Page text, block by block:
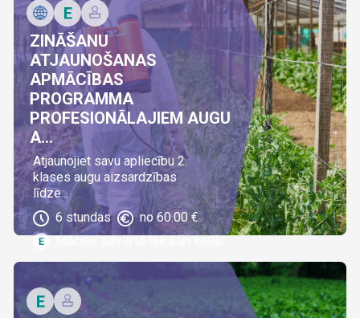
ZINĀŠANU
ATJAUNOŠANAS
APMĀCĪBAS
PROGRAMMA
PROFESIONĀLAJIEM AUGU
A...
Atjaunojiet savu apliecību 2.
klases augu aizsardzības
līdze...
6 stundas no60.00€
Mācies sev ērtā laikā un vietā!